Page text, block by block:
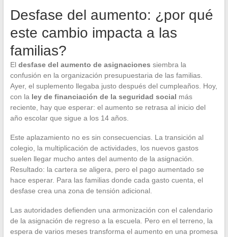
Desfase del aumento: ¿por qué
este cambio impacta a las
familias?
El desfase del aumento de asignaciones siembra la
confusión en la organización presupuestaria de las familias.
Ayer, el suplemento llegaba justo después del cumpleaños. Hoy,
con la ley de financiación de la seguridad social más
reciente, hay que esperar: el aumento se retrasa al inicio del
año escolar que sigue a los 14 años.
Este aplazamiento no es sin consecuencias. La transición al
colegio, la multiplicación de actividades, los nuevos gastos
suelen llegar mucho antes del aumento de la asignación.
Resultado: la cartera se aligera, pero el pago aumentado se
hace esperar. Para las familias donde cada gasto cuenta, el
desfase crea una zona de tensión adicional.
Las autoridades defienden una armonización con el calendario
de la asignación de regreso a la escuela. Pero en el terreno, la
espera de varios meses transforma el aumento en una promesa